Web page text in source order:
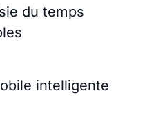
du temps
intelligente​